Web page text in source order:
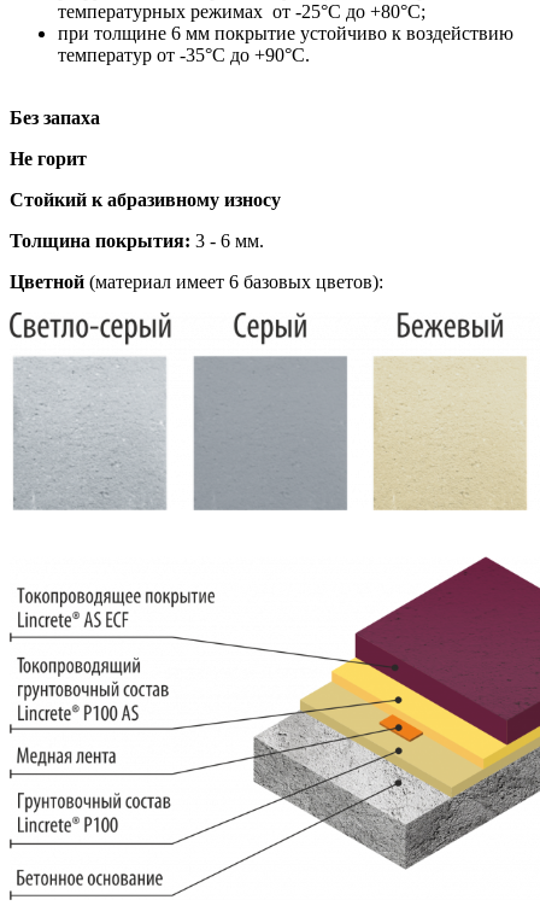
температурных режимах от -25°С до +80°С;
при толщине 6 мм покрытие устойчиво к воздействию
температур от -35°С до +90°С.
Без запаха
Не горит
Стойкий к абразивному износу
Толщина покрытия: 3 - 6 мм.
Цветной (материал имеет 6 базовых цветов):